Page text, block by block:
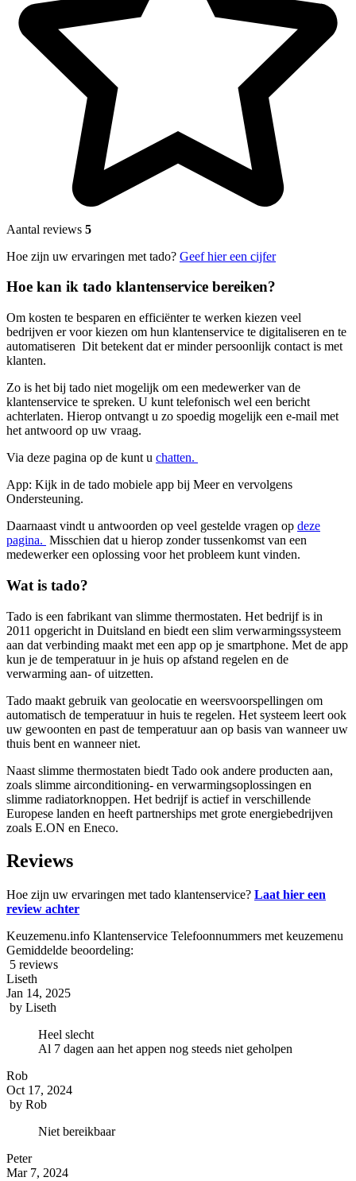
Aantal reviews 5
Hoe zijn uw ervaringen met tado? Geef hier een cijfer
Hoe kan ik tado klantenservice bereiken?
Om kosten te besparen en efficiënter te werken kiezen veel
bedrijven er voor kiezen om hun klantenservice te digitaliseren en te
automatiseren Dit betekent dat er minder persoonlijk contact is met
klanten.
Zo is het bij tado niet mogelijk om een medewerker van de
klantenservice te spreken. U kunt telefonisch wel een bericht
achterlaten. Hierop ontvangt u zo spoedig mogelijk een e-mail met
het antwoord op uw vraag.
Via deze pagina op de kunt u chatten.
App: Kijk in de tado mobiele app bij Meer en vervolgens
Ondersteuning.
Daarnaast vindt u antwoorden op veel gestelde vragen op deze
pagina. Misschien dat u hierop zonder tussenkomst van een
medewerker een oplossing voor het probleem kunt vinden.
Wat is tado?
Tado is een fabrikant van slimme thermostaten. Het bedrijf is in
2011 opgericht in Duitsland en biedt een slim verwarmingssysteem
aan dat verbinding maakt met een app op je smartphone. Met de app
kun je de temperatuur in je huis op afstand regelen en de
verwarming aan- of uitzetten.
Tado maakt gebruik van geolocatie en weersvoorspellingen om
automatisch de temperatuur in huis te regelen. Het systeem leert ook
uw gewoonten en past de temperatuur aan op basis van wanneer uw
thuis bent en wanneer niet.
Naast slimme thermostaten biedt Tado ook andere producten aan,
zoals slimme airconditioning- en verwarmingsoplossingen en
slimme radiatorknoppen. Het bedrijf is actief in verschillende
Europese landen en heeft partnerships met grote energiebedrijven
zoals E.ON en Eneco.
Reviews
Hoe zijn uw ervaringen met tado klantenservice? Laat hier een
review achter
Keuzemenu.info Klantenservice Telefoonnummers met keuzemenu
Gemiddelde beoordeling:
5 reviews
Liseth
Jan 14, 2025
by Liseth
Heel slecht
Al 7 dagen aan het appen nog steeds niet geholpen
Rob
Oct 17, 2024
by Rob
Niet bereikbaar
Peter
Mar 7, 2024